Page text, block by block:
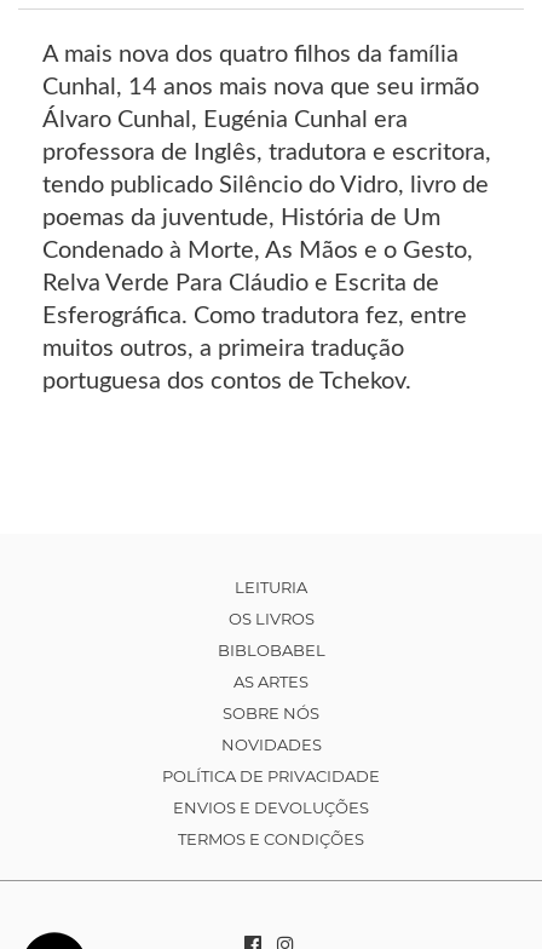
A mais nova dos quatro filhos da família
Cunhal, 14 anos mais nova que seu irmão
Álvaro Cunhal, Eugénia Cunhal era
professora de Inglês, tradutora e escritora,
tendo publicado Silêncio do Vidro, livro de
poemas da juventude, História de Um
Condenado à Morte, As Mãos e o Gesto,
Relva Verde Para Cláudio e Escrita de
Esferográfica. Como tradutora fez, entre
muitos outros, a primeira tradução
portuguesa dos contos de Tchekov.
LEITURIA
OS LIVROS
BIBLOBABEL
AS ARTES
SOBRE NÓS
NOVIDADES
POLÍTICA DE PRIVACIDADE
ENVIOS E DEVOLUÇÕES
TERMOS E CONDIÇÕES